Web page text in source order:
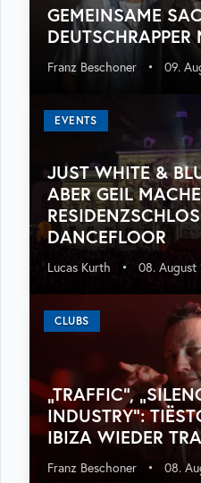
GEMEINSAME
Franz Beschoner • 09.
EVENTS
JUST WHITE &
ABER GEIL
DANCEFLOOR
Lucas Kurth • 08. August
CLUBS
„TRAFFIC“,
INDUSTRY“:
IBIZA WIEDER
Franz Beschoner • 08.